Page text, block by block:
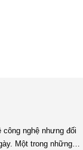
Một trong những